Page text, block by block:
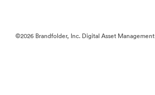
©2026 Brandfolder, Inc. Digital Asset Management